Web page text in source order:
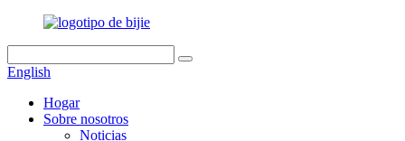
English
Hogar
Sobre nosotros
Noticias